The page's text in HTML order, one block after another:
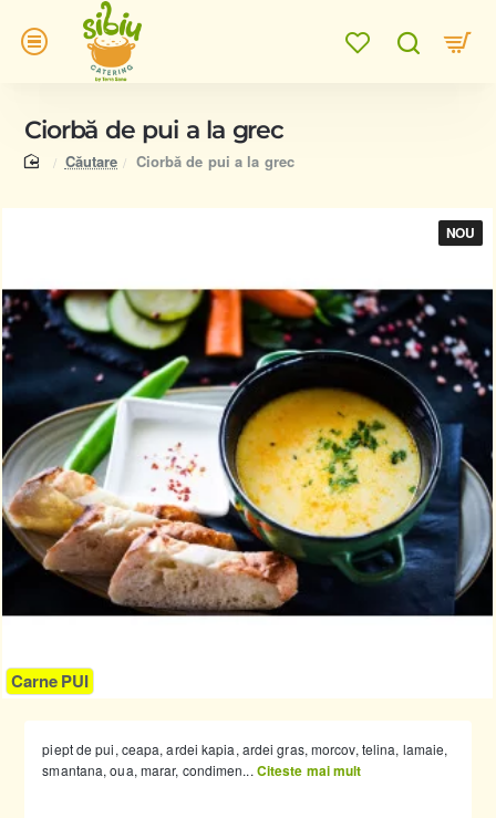
Ciorbă de pui a la grec
home
Căutare Ciorbă de pui a la grec
NOU
Carne PUI
piept de pui, ceapa, ardei kapia, ardei gras, morcov, telina, lamaie,
smantana, oua, marar, condimen... Citeste mai mult